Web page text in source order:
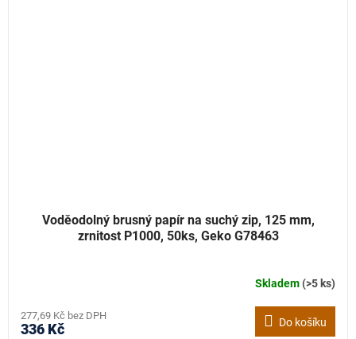
Voděodolný brusný papír na suchý zip, 125 mm,
zrnitost P1000, 50ks, Geko G78463
Skladem(>5 ks)
277,69 Kč bez DPH
336 Kč Do košíku